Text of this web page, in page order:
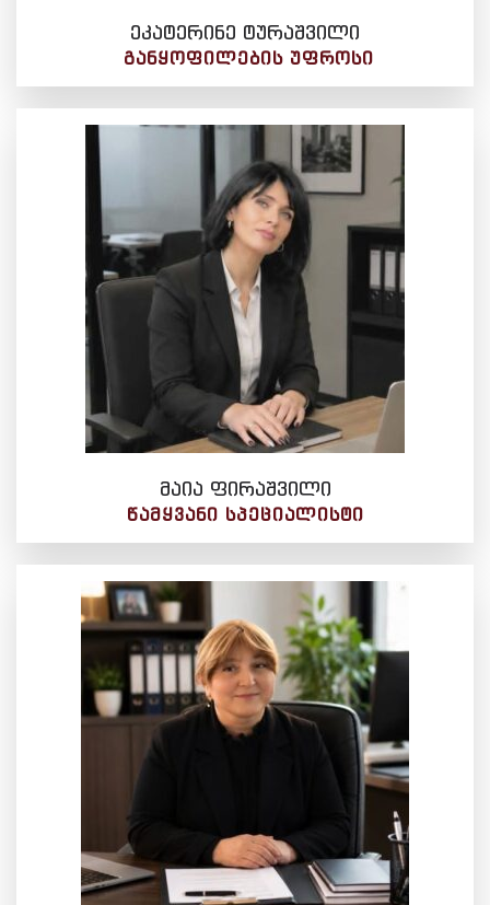
ეკატერინე ტურაშვილი
ᲒᲐᲜᲧᲝᲤᲘᲚᲔᲑᲘᲡ ᲣᲤᲠᲝᲡᲘ
მაია ფირაშვილი
ᲬᲐᲛᲧᲕᲐᲜᲘ ᲡᲞᲔᲪᲘᲐᲚᲘᲡᲢᲘ